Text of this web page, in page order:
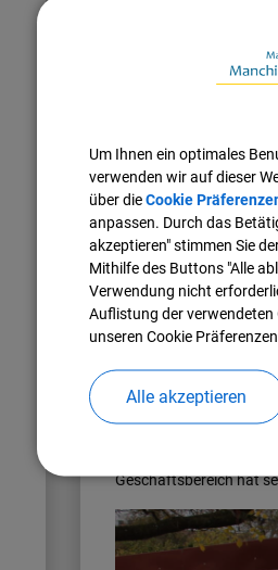
für
Innerortstickets sind
Lotto-Toto Rohm,
Schreibwaren Legner,
(216,16 KB)
Rufbus
An gesetzlichen
allgemein aus
Der Rufbus wird
Geschäftsbereich hat
Um Ihnen ein optimales
verwenden wir auf dieser
über dieCookie
anpassen. Durch das
akzeptieren" stimmen Sie
Mithilfe des Buttons "Alle
Verwendung nicht
Auflistung der verwendeten
unseren Cookie Präferenzen.
Alle akzeptieren